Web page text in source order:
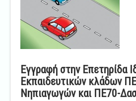
Εγγραφή στην Επετηρίδα
Εκπαιδευτικών κλάδων
Νηπιαγωγών και ΠΕ70-